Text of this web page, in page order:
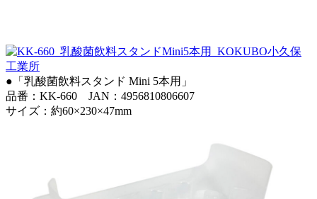
●「乳酸菌飲料スタンド Mini 5本用」
品番：KK-660 JAN：4956810806607
サイズ：約60×230×47mm